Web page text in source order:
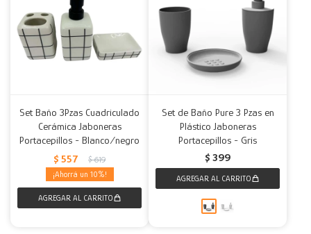
Set Baño 3Pzas Cuadriculado
Cerámica Jaboneras
Portacepillos - Blanco/negro
$ 557 $ 619
10
Set de Baño Pure 3 Pzas en
Plástico Jaboneras
Portacepillos - Gris
$ 399